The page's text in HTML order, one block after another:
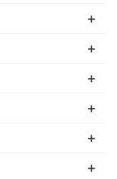
+
+
+
+
+
+